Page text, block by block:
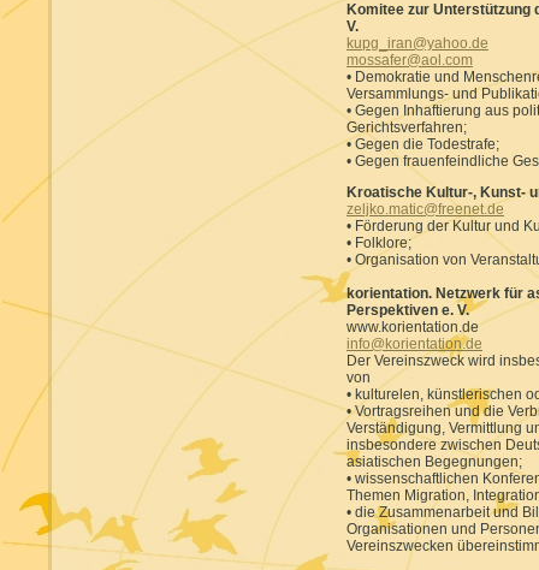
Komitee zur Unterstützung
V.
kupg_iran@yahoo.de
mossafer@aol.com
• Demokratie und
Versammlungs- und
• Gegen Inhaftierung aus
Gerichtsverfahren;
• Gegen die Todestrafe;
• Gegen frauenfeindliche
Kroatische Kultur-, Kunst-
zeljko.matic@freenet.de
• Förderung der Kultur und
• Folklore;
• Organisation von
korientation. Netzwerk für
Perspektiven e. V.
www.korientation.de
info@korientation.de
Der Vereinszweck wird
von
• kulturelen, künstlerischen
• Vortragsreihen und die
Verständigung, Vermittlung
insbesondere zwischen
asiatischen Begegnungen;
• wissenschaftlichen
Themen Migration,
• die Zusammenarbeit und
Organisationen und
Vereinszwecken